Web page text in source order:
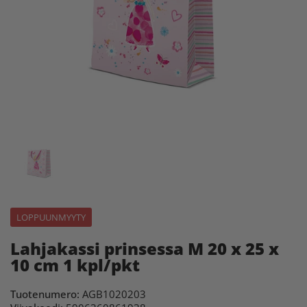
LOPPUUNMYYTY
Lahjakassi prinsessa M 20 x 25 x
10 cm 1 kpl/pkt
Tuotenumero: AGB1020203